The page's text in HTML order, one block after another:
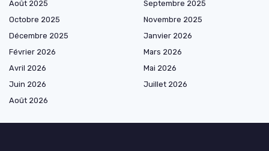
Août 2025
Septembre 2025
Octobre 2025
Novembre 2025
Décembre 2025
Janvier 2026
Février 2026
Mars 2026
Avril 2026
Mai 2026
Juin 2026
Juillet 2026
Août 2026